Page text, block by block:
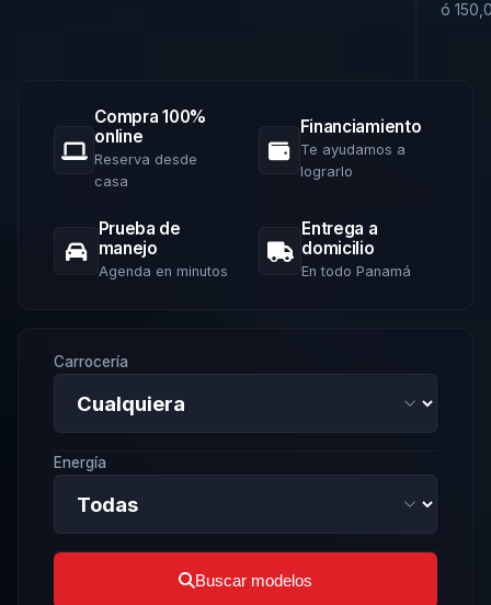
ó
Compra 100%
online
Reserva desde
casa
Financiamiento
Te ayudamos a
lograrlo
Prueba de
manejo
Agenda en minutos
Entrega a
domicilio
En todo Panamá
Carrocería
Energía
Buscar modelos